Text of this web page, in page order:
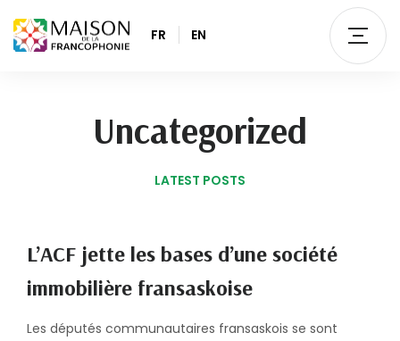
FR EN
Uncategorized
LATEST POSTS
L’ACF jette les bases d’une société
immobilière fransaskoise
Les députés communautaires fransaskois se sont